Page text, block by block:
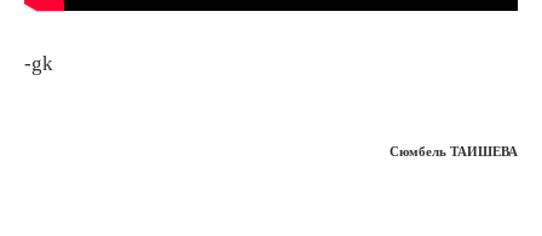
-gk
Сюмбель ТАИШЕВА